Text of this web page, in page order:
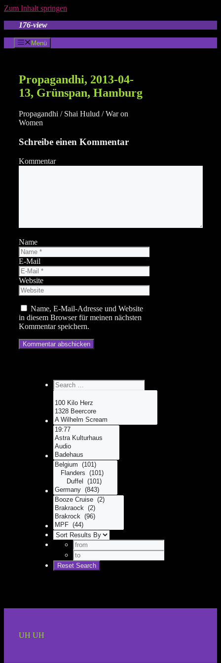
Zum Inhalt springen
176-view
Menü
Propagandhi, 2013-04-
13, Grünspan, Hamburg
Propagandhi / Shai Hulud / War on
Women
Schreibe einen Kommentar
Kommentar
Name
E-Mail
Website
Name, E-Mail-Adresse und Website
in diesem Browser für meinen nächsten
Kommentar speichern.
UH UH